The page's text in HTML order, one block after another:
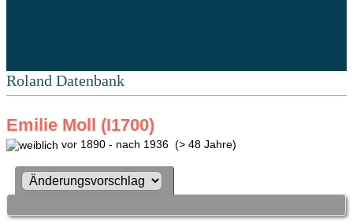
Roland Datenbank
Emilie Moll (I1700)
vor 1890 - nach 1936 (> 48 Jahre)